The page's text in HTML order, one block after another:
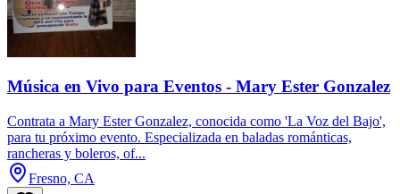
Música en Vivo para Eventos - Mary Ester Gonzalez
Contrata a Mary Ester Gonzalez, conocida como 'La Voz del Bajo',
para tu próximo evento. Especializada en baladas románticas,
rancheras y boleros, of...
Fresno, CA